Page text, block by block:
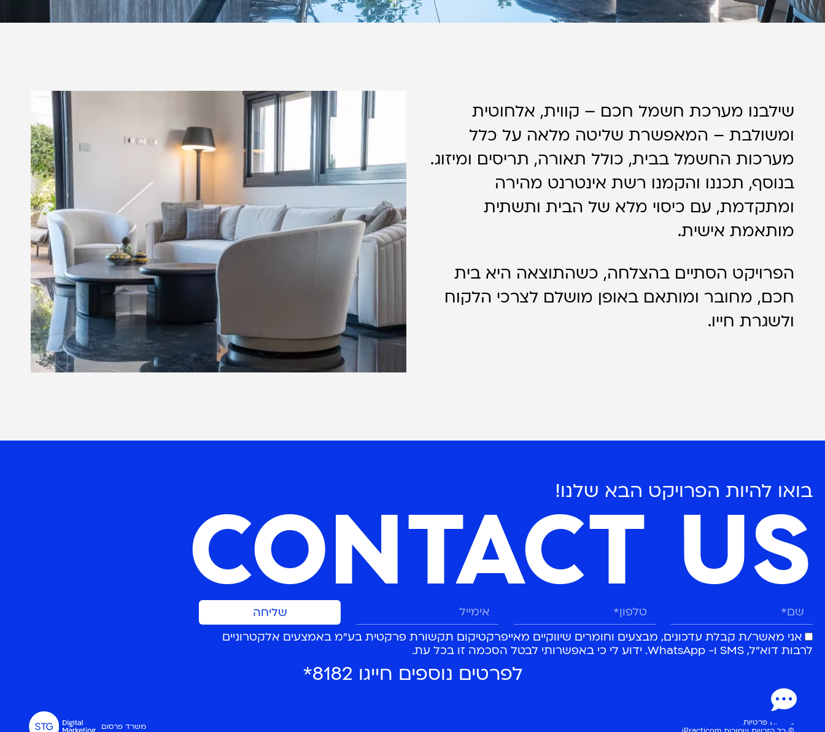
שילבנו מערכת חשמל חכם – קווית, אלחוטית
ומשולבת – המאפשרת שליטה מלאה על כלל
מערכות החשמל בבית, כולל תאורה, תריסים ומיזוג.
בנוסף, תכננו והקמנו רשת אינטרנט מהירה
ומתקדמת, עם כיסוי מלא של הבית ותשתית
מותאמת אישית.
הפרויקט הסתיים בהצלחה, כשהתוצאה היא בית
חכם, מחובר ומותאם באופן מושלם לצרכי הלקוח
ולשגרת חייו.
בואו להיות הפרויקט הבא שלנו!
CONTACT US
אני מאשר/ת קבלת עדכונים, מבצעים וחומרים שיווקיים מאייפרקטיקום תקשורת פרקטית בע"מ באמצעים אלקטרוניים
לרבות דוא״ל, SMS ו- WhatsApp. ידוע לי כי באפשרותי לבטל הסכמה זו בכל עת.
שליחה
לפרטים נוספים חייגו 8182*
מדיניות פרטיות
משרד פרסום